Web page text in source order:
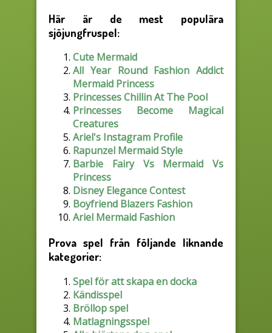
Här är de mest populära
sjöjungfruspel:
Cute Mermaid
All Year Round Fashion Addict
Mermaid Princess
Princesses Chillin At The Pool
Princesses Become Magical
Creatures
Ariel's Instagram Profile
Rapunzel Mermaid Style
Barbie Fairy Vs Mermaid Vs
Princess
Disney Elegance Contest
Boyfriend Blazers Fashion
Ariel Mermaid Fashion
Prova spel från följande liknande
kategorier:
Spel för att skapa en docka
Kändisspel
Bröllop spel
Matlagningsspel